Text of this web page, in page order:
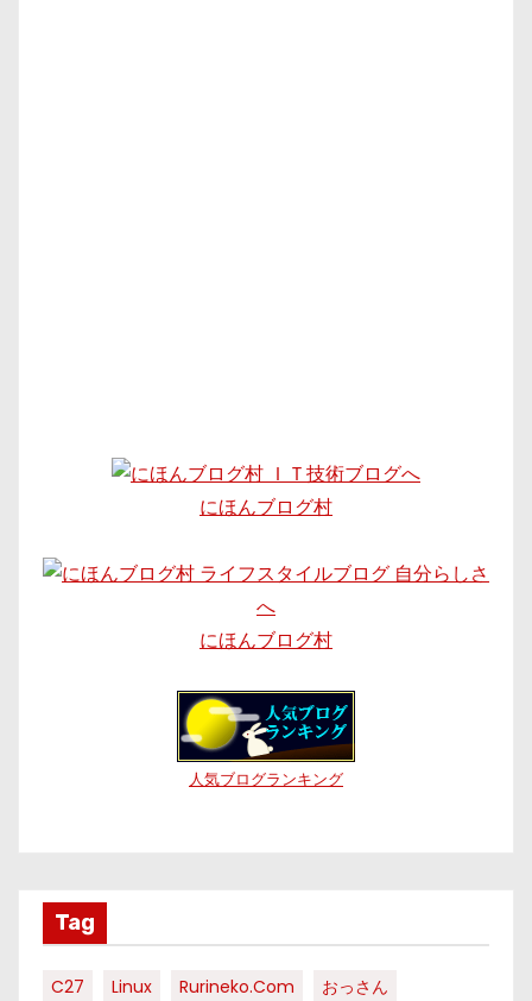
にほんブログ村
にほんブログ村
人気ブログランキング
Tag
C27 Linux Rurineko.com
おっさん